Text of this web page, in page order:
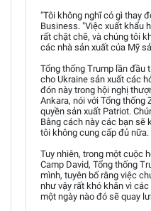
"Tôi không nghĩ có gì thay
Business. "Việc xuất khẩu
rất chặt chẽ, và chúng tôi
các nhà sản xuất của Mỹ
Tổng thống Trump lần đầu
cho Ukraine sản xuất các
đón này trong hội nghị
Ankara, nói với Tổng thống
quyền sản xuất Patriot.
Bằng cách này các bạn sẽ
tôi không cung cấp đủ nữa.
Tuy nhiên, trong một cuộc
Camp David, Tổng thống
mình, tuyên bố rằng việc
như vậy rất khó khăn vì
một ngày nào đó sẽ quay